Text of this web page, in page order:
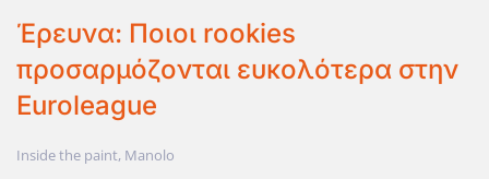
Έρευνα: Ποιοι rookies
προσαρμόζονται ευκολότερα στην
Euroleague
Inside the paint, Manolo